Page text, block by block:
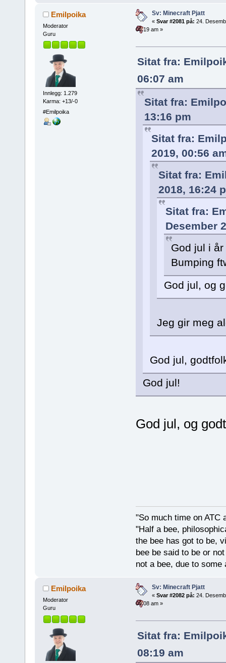
Emilpoika
Moderator
Guru
Innlegg: 1.279
Karma: +13/-0
#Emilpoika
Sv: Minecraft Pjatt
« Svar #2081 på: 24.
08:19 am »
Sitat fra:
06:07 am
Sitat fra:
13:16 pm
Sitat fra:
2019, 00:56
Sitat fra:
2018, 16:24
Sitat fra:
Desember
God jul i år
Bumping
God jul, og
Jeg gir meg
God jul,
God jul!
God jul, og
"So much time on ATC
"Half a bee,
the bee has got to be,
bee be said to be or
not a bee, due to some
Emilpoika
Moderator
Guru
Sv: Minecraft Pjatt
« Svar #2082 på: 24.
09:08 am »
Sitat fra:
08:19 am